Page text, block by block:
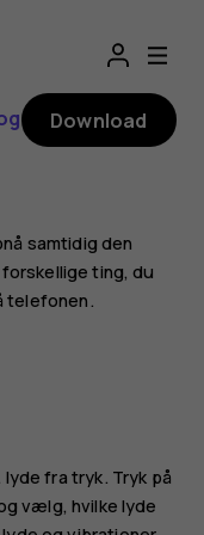
Download
samtidig den
ting, du
telefonen.
fra tryk. Tryk på
vælg, hvilke lyde